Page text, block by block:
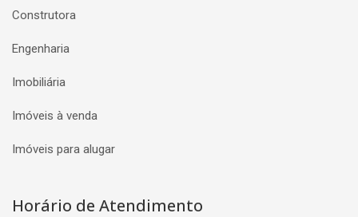
Construtora
Engenharia
Imobiliária
Imóveis à venda
Imóveis para alugar
Horário de Atendimento